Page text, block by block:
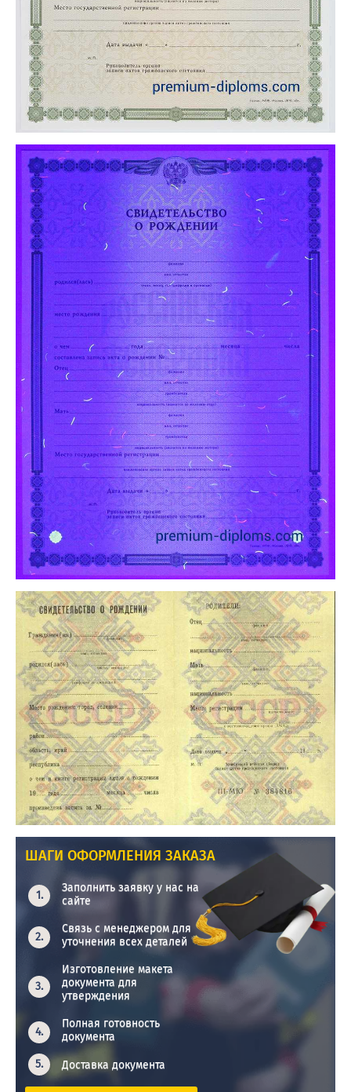
ШАГИ ОФОРМЛЕНИЯ ЗАКАЗА
Заполнить заявку у нас на
сайте
Связь с менеджером для
уточнения всех деталей
Изготовление макета
документа для
утверждения
Полная готовность
документа
Доставка документа